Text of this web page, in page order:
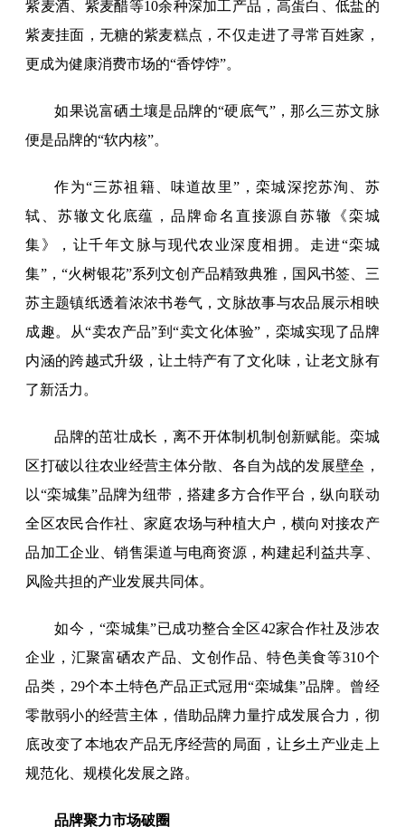
紫麦酒、紫麦醋等10余种深加工产品，高蛋白、低盐的
紫麦挂面，无糖的紫麦糕点，不仅走进了寻常百姓家，
更成为健康消费市场的“香饽饽”。
如果说富硒土壤是品牌的“硬底气”，那么三苏文脉
便是品牌的“软内核”。
作为“三苏祖籍、味道故里”，栾城深挖苏洵、苏
轼、苏辙文化底蕴，品牌命名直接源自苏辙《栾城
集》，让千年文脉与现代农业深度相拥。走进“栾城
集”，“火树银花”系列文创产品精致典雅，国风书签、三
苏主题镇纸透着浓浓书卷气，文脉故事与农品展示相映
成趣。从“卖农产品”到“卖文化体验”，栾城实现了品牌
内涵的跨越式升级，让土特产有了文化味，让老文脉有
了新活力。
品牌的茁壮成长，离不开体制机制创新赋能。栾城
区打破以往农业经营主体分散、各自为战的发展壁垒，
以“栾城集”品牌为纽带，搭建多方合作平台，纵向联动
全区农民合作社、家庭农场与种植大户，横向对接农产
品加工企业、销售渠道与电商资源，构建起利益共享、
风险共担的产业发展共同体。
如今，“栾城集”已成功整合全区42家合作社及涉农
企业，汇聚富硒农产品、文创作品、特色美食等310个
品类，29个本土特色产品正式冠用“栾城集”品牌。曾经
零散弱小的经营主体，借助品牌力量拧成发展合力，彻
底改变了本地农产品无序经营的局面，让乡土产业走上
规范化、规模化发展之路。
品牌聚力市场破圈